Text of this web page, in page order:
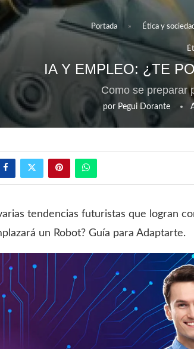
Portada » Ética y
IA Y EMPLEO: ¿TE
Como se preparar
por Pegui Dorante
tendencias futuristas que logran
un Robot? Guía para Adaptarte.